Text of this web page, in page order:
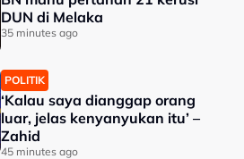
DUN di Melaka
35 minutes ago
POLITIK
‘Kalau saya dianggap orang
luar, jelas kenyanyukan itu’ –
Zahid
45 minutes ago